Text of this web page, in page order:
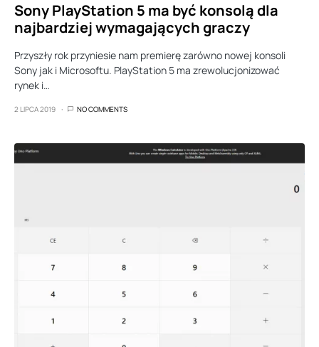
Sony PlayStation 5 ma być konsolą dla
najbardziej wymagających graczy
Przyszły rok przyniesie nam premierę zarówno nowej konsoli
Sony jak i Microsoftu. PlayStation 5 ma zrewolucjonizować
rynek i…
2 LIPCA 2019 NO COMMENTS